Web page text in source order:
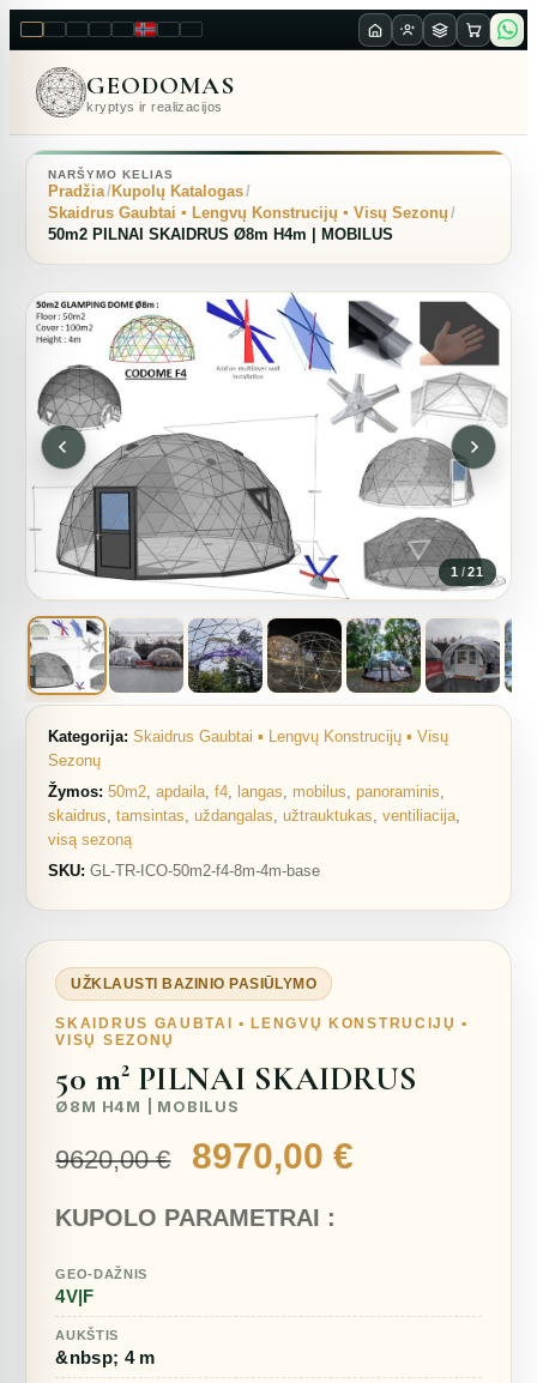
LT ENPL FRRUNOSKRO
GEODOMAS
kryptys ir realizacijos
NARŠYMO KELIAS
Pradžia Kupolų Katalogas
Skaidrus Gaubtai ▪︎ Lengvų Konstrucijų ▪︎ Visų Sezonų
50m2 PILNAI SKAIDRUS Ø8m H4m | MOBILUS
1 /21
Kategorija: Skaidrus Gaubtai ▪︎ Lengvų Konstrucijų ▪︎ Visų
Sezonų
Žymos: 50m2,apdaila,f4, langas, mobilus,panoraminis,
skaidrus,tamsintas,uždangalas,užtrauktukas,ventiliacija,
visą sezoną
SKU: GL-TR-ICO-50m2-f4-8m-4m-base
UŽKLAUSTI BAZINIO PASIŪLYMO
SKAIDRUS GAUBTAI ▪︎ LENGVŲ KONSTRUCIJŲ ▪︎
VISŲ SEZONŲ
50 m² PILNAI SKAIDRUS
Ø8M H4M | MOBILUS
9620,00€
Original
was:
8970,00€
KUPOLO PARAMETRAI :
GEO-DAŽNIS
4V|F
AUKŠTIS
&nbsp; 4 m